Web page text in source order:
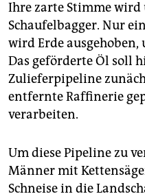
Ihre zarte Stimme
Schaufelbagger. Nur
wird Erde ausgehoben,
Das geförderte Öl soll
Zulieferpipeline
entfernte Raffinerie
verarbeiten.
Um diese Pipeline zu
Männer mit
Schneise in die